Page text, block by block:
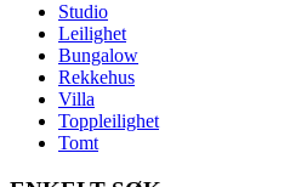
Studio
Leilighet
Bungalow
Rekkehus
Villa
Toppleilighet
Tomt